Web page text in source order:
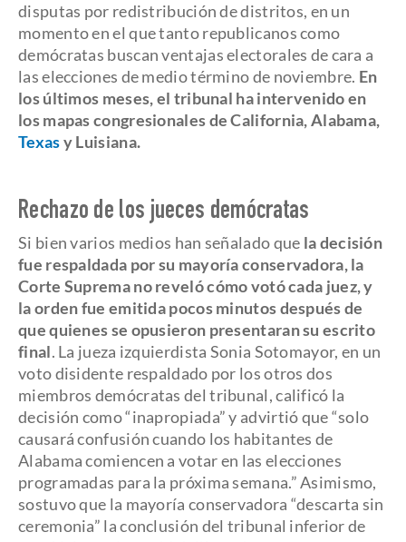
disputas por redistribución de distritos, en un
momento en el que tanto republicanos como
demócratas buscan ventajas electorales de cara a
las elecciones de medio término de noviembre. En
los últimos meses, el tribunal ha intervenido en
los mapas congresionales de California, Alabama,
Texasy Luisiana.
Rechazo de los jueces demócratas
Si bien varios medios han señalado que la decisión
fue respaldada por su mayoría conservadora, la
Corte Suprema no reveló cómo votó cada juez, y
la orden fue emitida pocos minutos después de
que quienes se opusieron presentaran su escrito
final. La jueza izquierdista Sonia Sotomayor, en un
voto disidente respaldado por los otros dos
miembros demócratas del tribunal, calificó la
decisión como “inapropiada” y advirtió que “solo
causará confusión cuando los habitantes de
Alabama comiencen a votar en las elecciones
programadas para la próxima semana.” Asimismo,
sostuvo que la mayoría conservadora “descarta sin
ceremonia” la conclusión del tribunal inferior de